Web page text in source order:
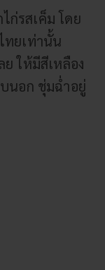
ก่รสเค็ม โดย
ทยเท่านั้น
ให้มีสีเหลือง
นอก ชุ่มฉ่ำอยู่